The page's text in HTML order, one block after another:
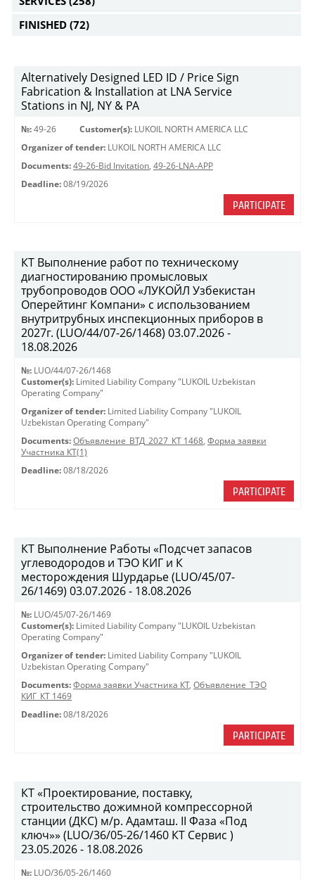
FINISHED (72)
Alternatively Designed LED ID / Price Sign
Fabrication & Installation at LNA Service
Stations in NJ, NY & PA
№: 49-26 Customer(s): LUKOIL NORTH AMERICA LLC
Organizer of tender: LUKOIL NORTH AMERICA LLC
Documents: 49-26-Bid Invitation, 49-26-LNA-APP
Deadline: 08/19/2026
PARTICIPATE
КТ Выполнение работ по техническому
диагностированию промысловых
трубопроводов ООО «ЛУКОЙЛ Узбекистан
Оперейтинг Компани» с использованием
внутритрубных инспекционных приборов в
2027г. (LUO/44/07-26/1468) 03.07.2026 -
18.08.2026
№: LUO/44/07-26/1468
Customer(s): Limited Liability Company "LUKOIL Uzbekistan
Operating Company"
Organizer of tender: Limited Liability Company "LUKOIL
Uzbekistan Operating Company"
Documents: Объявление_ВТД_2027_КТ 1468, Форма заявки
Участника КТ(1)
Deadline: 08/18/2026
PARTICIPATE
КТ Выполнение Работы «Подсчет запасов
углеводородов и ТЭО КИГ и К
месторождения Шурдарье (LUO/45/07-
26/1469) 03.07.2026 - 18.08.2026
№: LUO/45/07-26/1469
Customer(s): Limited Liability Company "LUKOIL Uzbekistan
Operating Company"
Organizer of tender: Limited Liability Company "LUKOIL
Uzbekistan Operating Company"
Documents: Форма заявки Участника КТ, Объявление_ТЭО
КИГ_КТ 1469
Deadline: 08/18/2026
PARTICIPATE
КТ «Проектирование, поставку,
строительство дожимной компрессорной
станции (ДКС) м/р. Адамташ. II Фаза «Под
ключ»» (LUO/36/05-26/1460 КТ Сервис )
23.05.2026 - 18.08.2026
№: LUO/36/05-26/1460